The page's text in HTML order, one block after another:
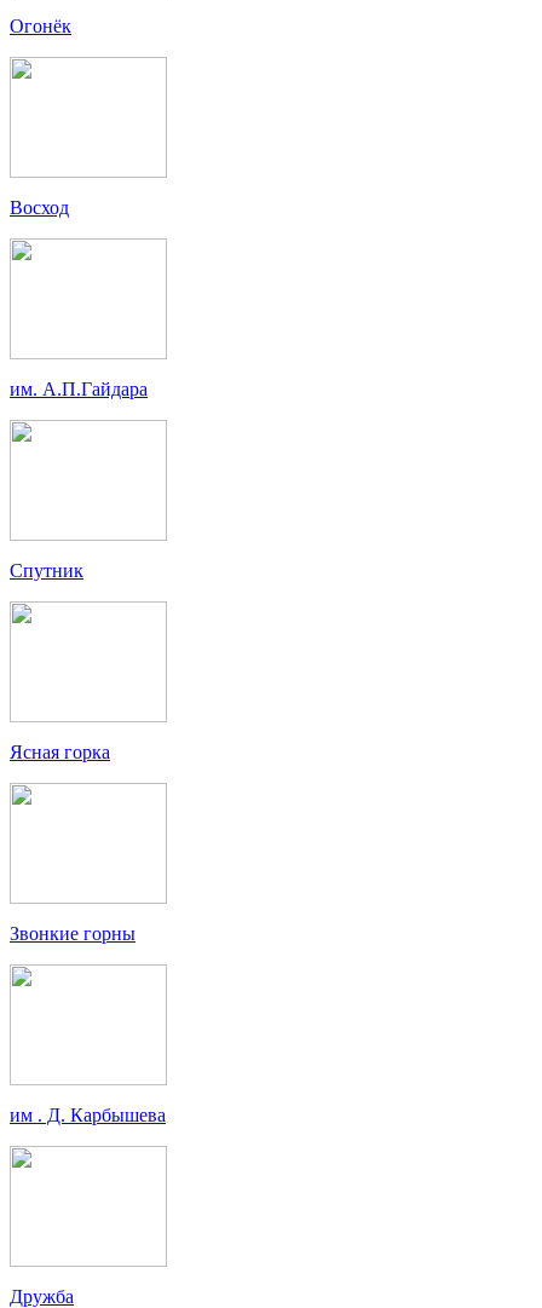
Огонёк
Восход
им. А.П.Гайдара
Спутник
Ясная горка
Звонкие горны
им . Д. Карбышева
Дружба